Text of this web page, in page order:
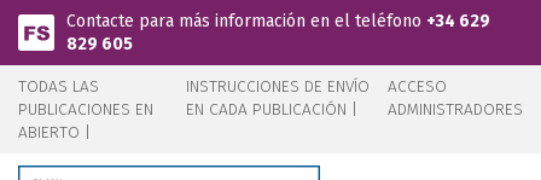
Pasar al contenido principal
Contacte para más información en el teléfono +34 629
829 605
TODAS LAS
PUBLICACIONES EN
ABIERTO |
INSTRUCCIONES DE ENVÍO
EN CADA PUBLICACIÓN |
ACCESO
ADMINISTRADORES